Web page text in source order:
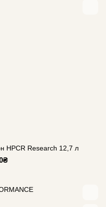
HPCR Research 12,7 л